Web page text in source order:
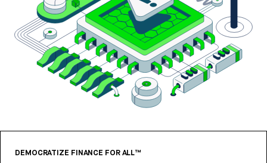
DEMOCRATIZE FINANCE FOR ALL™